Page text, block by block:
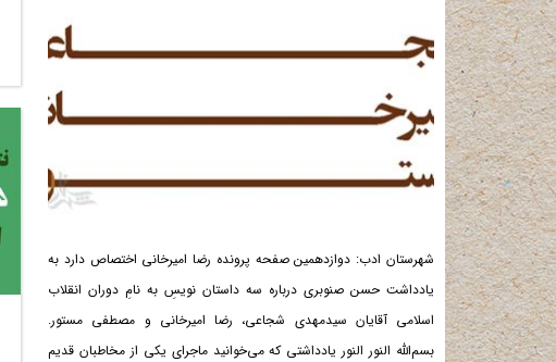
شهرستان ادب: دوازدهمین صفحه پرونده رضا امیرخانی اختصاص دارد به
یادداشت حسن صنوبری درباره سه داستان نویسِ به نامِ دوران انقلاب
اسلامی آقایان سیدمهدی شجاعی، رضا امیرخانی و مصطفی مستور.
بسم‌الله النور النور یادداشتی که می‌خوانید ماجرای یکی از مخاطبان قدیم